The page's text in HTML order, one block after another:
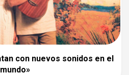
con nuevos sonidos en el